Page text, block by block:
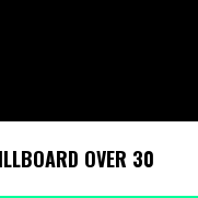
OVER 30